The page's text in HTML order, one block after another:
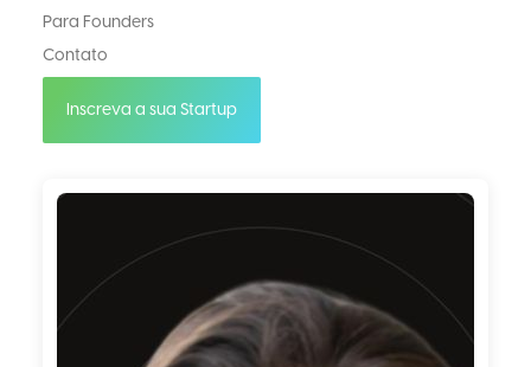
Para Founders
Contato
Inscreva a sua Startup